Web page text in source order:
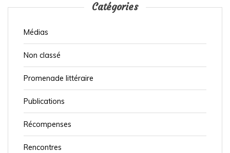
Catégories
Médias
Non classé
Promenade littéraire
Publications
Récompenses
Rencontres